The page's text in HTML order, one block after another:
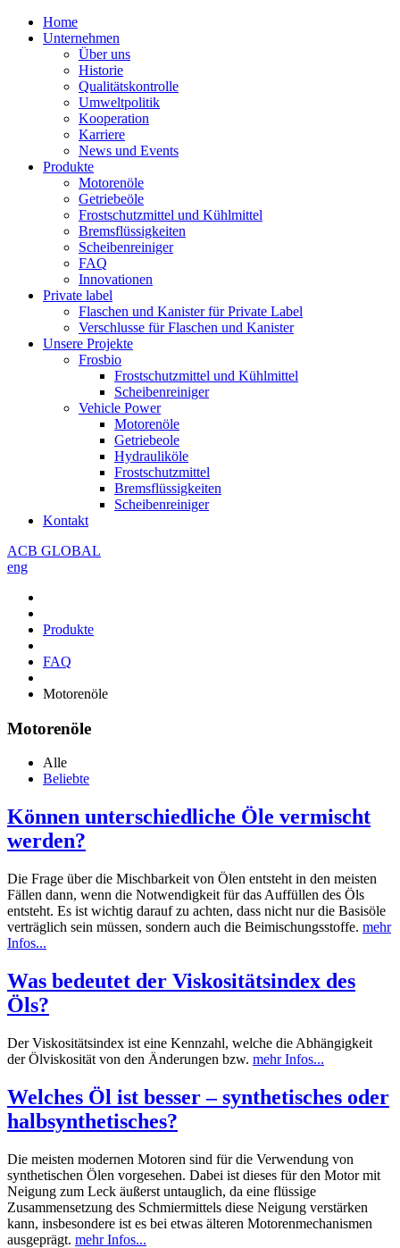
Home
Unternehmen
Über uns
Historie
Qualitätskontrolle
Umweltpolitik
Kooperation
Karriere
News und Events
Produkte
Motorenöle
Getriebeöle
Frostschutzmittel und Kühlmittel
Bremsflüssigkeiten
Scheibenreiniger
FAQ
Innovationen
Private label
Flaschen und Kanister für Private Label
Verschlusse für Flaschen und Kanister
Unsere Projekte
Frosbio
Frostschutzmittel und Kühlmittel
Scheibenreiniger
Vehicle Power
Motorenöle
Getriebeole
Hydrauliköle
Frostschutzmittel
Bremsflüssigkeiten
Scheibenreiniger
Kontakt
ACB GLOBAL
eng
Produkte
FAQ
Motorenöle
Motorenöle
Alle
Beliebte
Können unterschiedliche Öle vermischt
werden?
Die Frage über die Mischbarkeit von Ölen entsteht in den meisten
Fällen dann, wenn die Notwendigkeit für das Auffüllen des Öls
entsteht. Es ist wichtig darauf zu achten, dass nicht nur die Basisöle
verträglich sein müssen, sondern auch die Beimischungsstoffe. mehr
Infos...
Was bedeutet der Viskositätsindex des
Öls?
Der Viskositätsindex ist eine Kennzahl, welche die Abhängigkeit
der Ölviskosität von den Änderungen bzw. mehr Infos...
Welches Öl ist besser – synthetisches oder
halbsynthetisches?
Die meisten modernen Motoren sind für die Verwendung von
synthetischen Ölen vorgesehen. Dabei ist dieses für den Motor mit
Neigung zum Leck äußerst untauglich, da eine flüssige
Zusammensetzung des Schmiermittels diese Neigung verstärken
kann, insbesondere ist es bei etwas älteren Motorenmechanismen
ausgeprägt. mehr Infos...